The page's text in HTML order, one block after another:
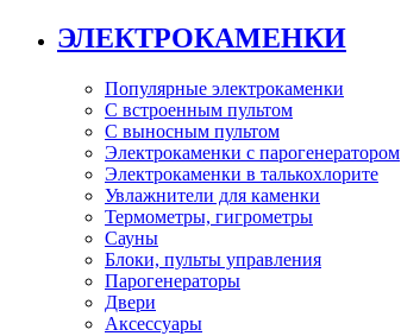
ЭЛЕКТРОКАМЕНКИ
Популярные электрокаменки
С встроенным пультом
С выносным пультом
Электрокаменки с парогенератором
Электрокаменки в талькохлорите
Увлажнители для каменки
Термометры, гигрометры
Сауны
Блоки, пульты управления
Парогенераторы
Двери
Аксессуары